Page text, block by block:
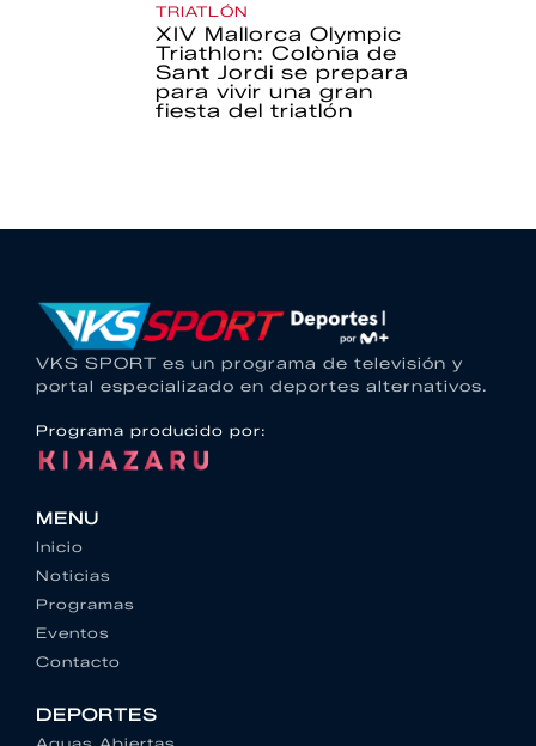
TRIATLÓN
XIV Mallorca Olympic
Triathlon: Colònia de
Sant Jordi se prepara
para vivir una gran
fiesta del triatlón
VKS SPORT es un programa de televisión y
portal especializado en deportes alternativos.
Programa producido por:
MENU
Inicio
Noticias
Programas
Eventos
Contacto
DEPORTES